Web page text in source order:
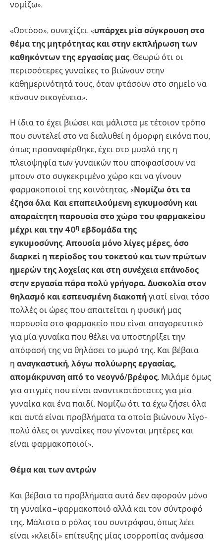
νομίζω».
«Ωστόσο», συνεχίζει, «υπάρχει μία σύγκρουση στο
θέμα της μητρότητας και στην εκπλήρωση των
καθηκόντων της εργασίας μας. Θεωρώ ότι οι
περισσότερες γυναίκες το βιώνουν στην
καθημερινότητά τους, όταν φτάσουν στο σημείο να
κάνουν οικογένεια».
Η ίδια το έχει βιώσει και μάλιστα με τέτοιον τρόπο
που συντελεί στο να διαλυθεί η όμορφη εικόνα που,
όπως προαναφέρθηκε, έχει στο μυαλό της η
πλειοψηφία των γυναικών που αποφασίσουν να
μπουν στο συγκεκριμένο χώρο και να γίνουν
φαρμακοποιοί της κοινότητας. «Νομίζω ότι τα
έζησα όλα. Και επαπειλούμενη εγκυμοσύνη και
απαραίτητη παρουσία στο χώρο του φαρμακείου
μέχρι και την 40η εβδομάδα της
εγκυμοσύνης. Απουσία μόνο λίγες μέρες, όσο
διαρκεί η περίοδος του τοκετού και των πρώτων
ημερών της λοχείας και στη συνέχεια επάνοδος
στην εργασία πάρα πολύ γρήγορα. Δυσκολία στον
θηλασμό και εσπευσμένη διακοπή γιατί είναι τόσο
πολλές οι ώρες που απαιτείται η φυσική μας
παρουσία στο φαρμακείο που είναι απαγορευτικό
για μία γυναίκα που θέλει να υποστηρίξει την
απόφασή της να θηλάσει το μωρό της. Και βέβαια
η αναγκαστική, λόγω πολύωρης εργασίας,
απομάκρυνση από το νεογνό/βρέφος. Μιλάμε όμως
για στιγμές που είναι αναντικατάστατες για μία
γυναίκα και ένα παιδί. Νομίζω ότι τα έχω ζήσει όλα
και αυτά είναι προβλήματα τα οποία βιώνουν λίγο-
πολύ όλες οι γυναίκες που γίνονται μητέρες και
είναι φαρμακοποιοί».
Θέμα και των αντρών
Και βέβαια τα προβλήματα αυτά δεν αφορούν μόνο
τη γυναίκα – φαρμακοποιό αλλά και τον σύντροφό
της. Μάλιστα ο ρόλος του συντρόφου, όπως λέει
είναι «κλειδί» επίτευξης μίας ισορροπίας ανάμεσα